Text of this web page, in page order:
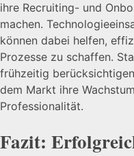
ihre Recruiting- und
machen.
können dabei helfen,
Prozesse zu schaffen.
frühzeitig
dem Markt ihre
Professionalität.
Fazit: